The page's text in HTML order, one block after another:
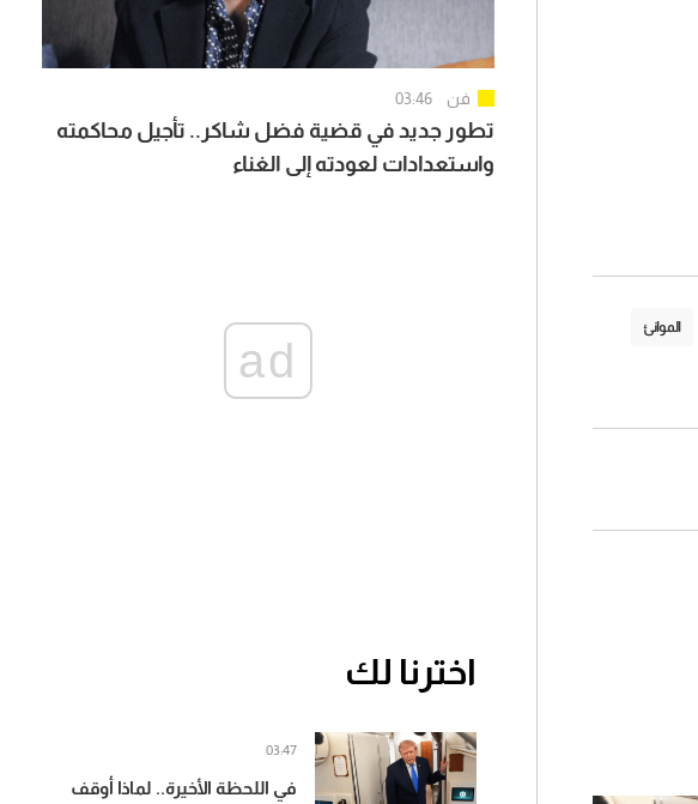
الموانئ
فن 03:46
تطور جديد في قضية فضل شاكر.. تأجيل محاكمته
واستعدادات لعودته إلى الغناء
ad
اخترنا لك
في اللحظة الأخيرة.. لماذا أوقف
03:47